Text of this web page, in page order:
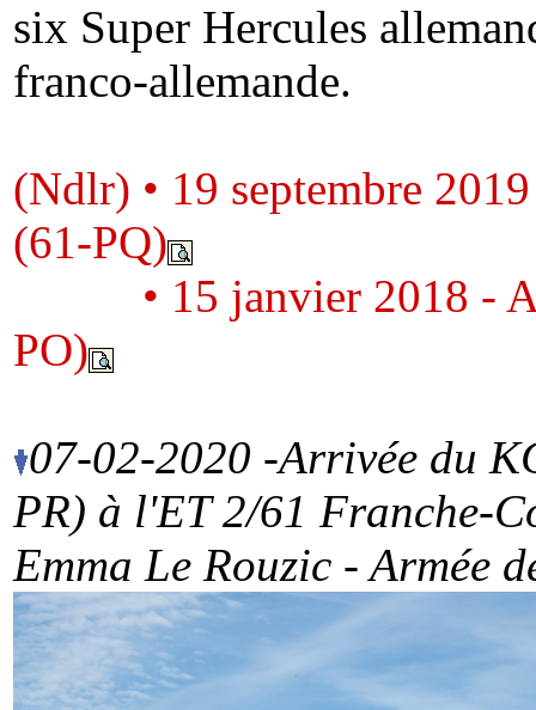
six Super Hercules
franco-allemande.
(Ndlr) • 19 septembre
(61-PQ)
• 15 janvier 2018 -
PO)
07-02-2020 -Arrivée du
PR) à l'ET 2/61 Franche-
Emma Le Rouzic - Armée